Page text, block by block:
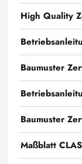
High Quality
Baumuster
Baumuster
Maßblatt